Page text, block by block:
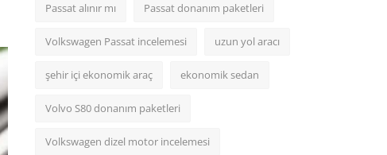
Passat alınır mı Passat donanım paketleri
Volkswagen Passat incelemesi uzun yol aracı
şehir içi ekonomik araç ekonomik sedan
Volvo S80 donanım paketleri
Volkswagen dizel motor incelemesi